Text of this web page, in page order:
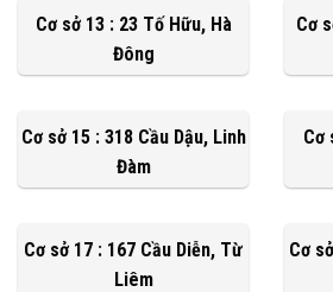
Cơ sở 13 : 23 Tố Hữu, Hà
Đông
Cơ
Cơ sở 15 : 318 Cầu Dậu, Linh
Đàm
Cơ
Cơ sở 17 : 167 Cầu Diễn, Từ
Liêm
Cơ